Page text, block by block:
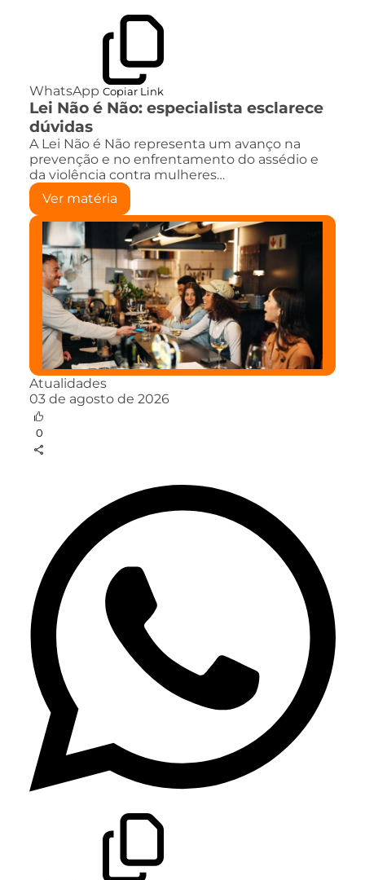
WhatsApp Copiar Link
Lei Não é Não: especialista esclarece
dúvidas
A Lei Não é Não representa um avanço na
prevenção e no enfrentamento do assédio e
da violência contra mulheres…
Ver matéria
Atualidades
03 de agosto de 2026
0